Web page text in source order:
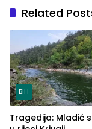
Related
BiH
Tragedija: Mladić